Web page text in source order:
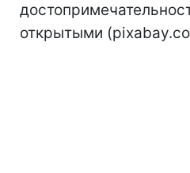
открытыми